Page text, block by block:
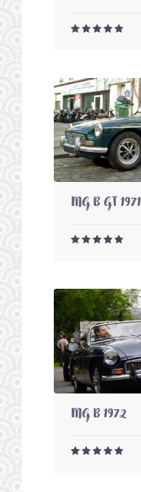
MG B GT 1971
MG B 1972